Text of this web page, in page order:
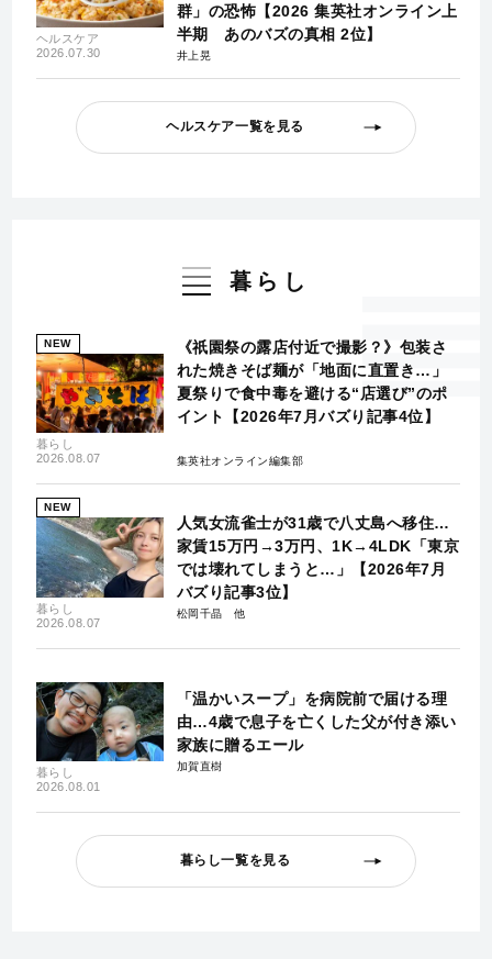
ヘルスケア
2026.07.30
群」の恐怖【2026 集英社オンライン上
半期 あのバズの真相 2位】
井上晃
ヘルスケア一覧を見る
暮らし
NEW
暮らし
2026.08.07
《祇園祭の露店付近で撮影？》包装さ
れた焼きそば麺が「地面に直置き…」
夏祭りで食中毒を避ける“店選び”のポ
イント【2026年7月バズり記事4位】
集英社オンライン編集部
NEW
暮らし
2026.08.07
人気女流雀士が31歳で八丈島へ移住…
家賃15万円→3万円、1K→4LDK「東京
では壊れてしまうと…」【2026年7月
バズり記事3位】
松岡千晶
暮らし
2026.08.01
「温かいスープ」を病院前で届ける理
由…4歳で息子を亡くした父が付き添い
家族に贈るエール
加賀直樹
暮らし一覧を見る